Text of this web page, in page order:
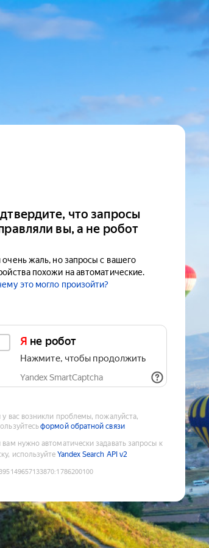
что запросы
вы, а не робот
жаль, но запросы с вашего
похожи на автоматические.
это могло произойти?
Я не робот
Нажмите, чтобы продолжить
Yandex SmartCaptcha
у вас возникли проблемы, пожалуйста,
формой обратной связи
вам нужно автоматически задавать запросы к
используйте Yandex Search API v2
:1786200100